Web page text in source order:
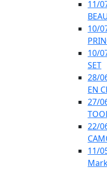
11/
10/
10/
SET
28/
EN
27/
22/
11/